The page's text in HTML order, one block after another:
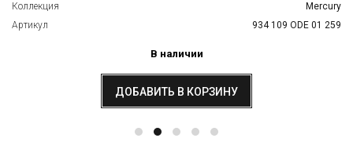
Коллекция
Mercury
Артикул
934 109 ODE 01 259
В наличии
ДОБАВИТЬ В КОРЗИНУ